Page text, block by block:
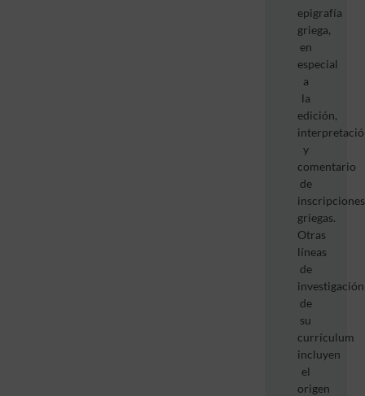
epigrafía
griega,
en
especial
a
la
edición,
y
comentario
de
inscripciones
griegas.
Otras
líneas
de
investigación
de
su
currículum
incluyen
el
origen